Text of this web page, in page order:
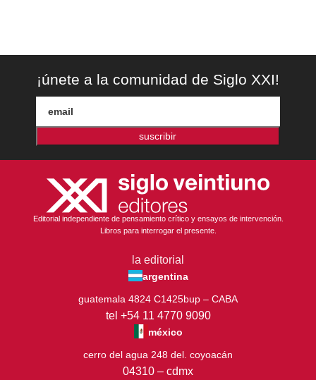
¡únete a la comunidad de Siglo XXI!
suscribir
Editorial independiente de pensamiento crítico y ensayos de intervención.
Libros para interrogar el presente.
la editorial
argentina
guatemala 4824 C1425bup – CABA
tel +54 11 4770 9090
méxico
cerro del agua 248 del. coyoacán
04310 – cdmx